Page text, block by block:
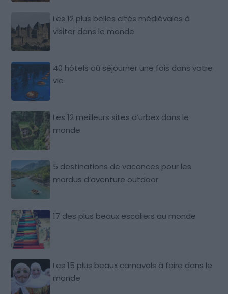
Les 12 plus belles cités médiévales à
visiter dans le monde
40 hôtels où séjourner une fois dans votre
vie
Les 12 meilleurs sites d’urbex dans le
monde
5 destinations de vacances pour les
mordus d’aventure outdoor
17 des plus beaux escaliers au monde
Les 15 plus beaux carnavals à faire dans le
monde